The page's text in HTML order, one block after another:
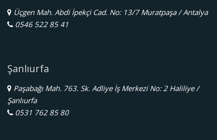
Üçgen Mah. Abdi İpekçi Cad. No: 13/7 Muratpaşa / Antalya
0546 522 85 41
Şanlıurfa
Paşabağı Mah. 763. Sk. Adliye İş Merkezi No: 2 Haliliye /
Şanlıurfa
0531 762 85 80